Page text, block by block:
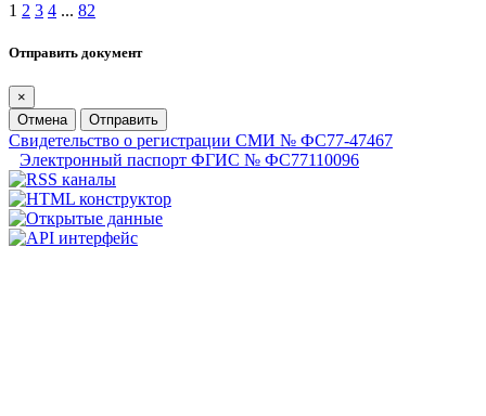
1 2 3 4 ... 82
Отправить документ
×
Отмена
Отправить
Свидетельство о регистрации СМИ № ФС77-47467
Электронный паспорт ФГИС № ФС77110096